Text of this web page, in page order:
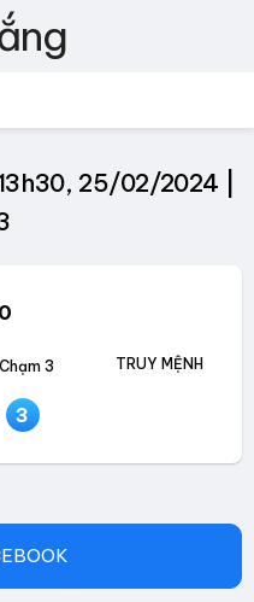
25/02/2024 |
3
3
TRUY MỆNH